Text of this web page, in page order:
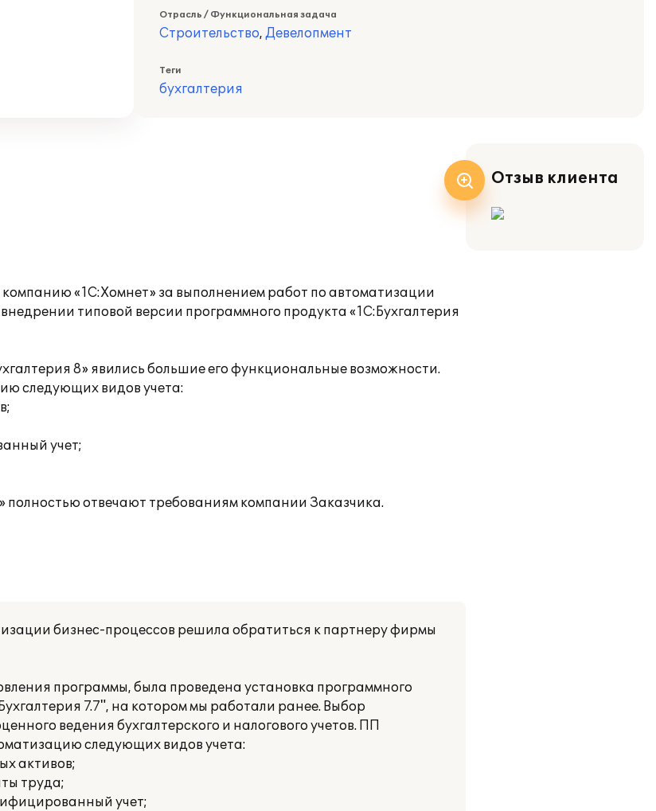
Отрасль / Функциональная задача
Строительство, Девелопмент
Теги
бухгалтерия
«1С:Хомнет» за выполнением работ по автоматизации
типовой версии программного продукта «1С:Бухгалтерия
8» явились большие его функциональные возможности.
следующих видов учета:
учет;
отвечают требованиям компании Заказчика.
бизнес-процессов решила обратиться к партнеру фирмы
программы, была проведена установка программного
7.7", на котором мы работали ранее. Выбор
ведения бухгалтерского и налогового учетов. ПП
следующих видов учета:
активов;
труда;
учет;
Отзыв клиента